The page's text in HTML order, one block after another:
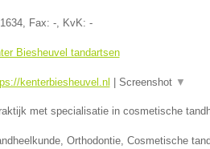
, Fax: -, KvK: -
Biesheuvel tandartsen
kenterbiesheuvel.nl Screenshot ▼
met specialisatie in cosmetische
Orthodontie, Cosmetische